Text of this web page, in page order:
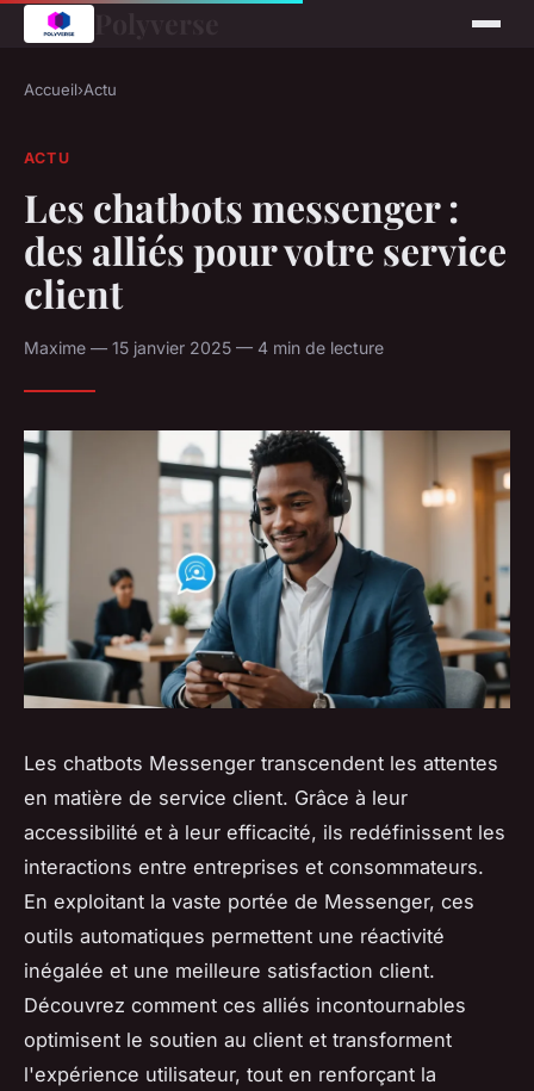
Accueil›Actu
ACTU
Les chatbots messenger :
des alliés pour votre service
client
Maxime — 15 janvier 2025 — 4 min de lecture
Les chatbots Messenger transcendent les attentes
en matière de service client. Grâce à leur
accessibilité et à leur efficacité, ils redéfinissent les
interactions entre entreprises et consommateurs.
En exploitant la vaste portée de Messenger, ces
outils automatiques permettent une réactivité
inégalée et une meilleure satisfaction client.
Découvrez comment ces alliés incontournables
optimisent le soutien au client et transforment
l'expérience utilisateur, tout en renforçant la